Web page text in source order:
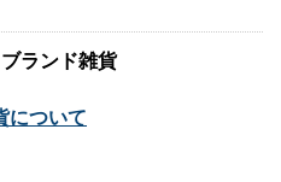
ランド雑貨
について